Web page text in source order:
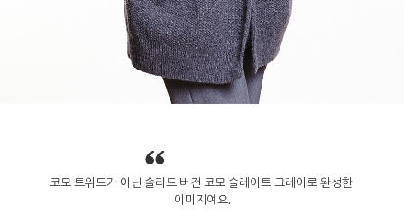
코모 트위드가 아닌 솔리드 버전 코모 슬레이트 그레이로 완성한
이미지예요.